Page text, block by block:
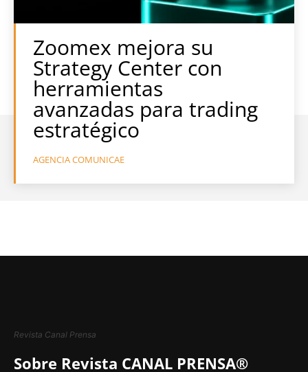
Zoomex mejora su
Strategy Center con
herramientas
avanzadas para trading
estratégico
AGENCIA COMUNICAE
Revista Canal Prensa
Sobre Revista CANAL PRENSA®